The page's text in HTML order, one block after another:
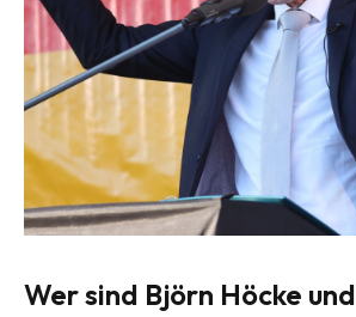
Wer sind Björn Höcke